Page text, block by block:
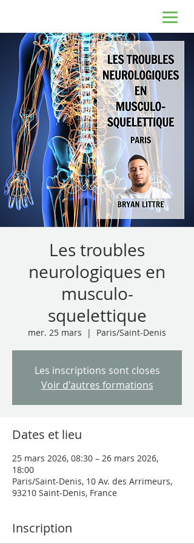
Les troubles
neurologiques en
musculo-
squelettique
mer. 25 mars
  |
Paris/Saint-Denis
Les inscriptions sont closes
Voir d'autres formations
Dates et lieu
25 mars 2026, 08:30 – 26 mars 2026,
18:00
Paris/Saint-Denis, 10 Av. des Arrimeurs,
93210 Saint-Denis, France
Inscription